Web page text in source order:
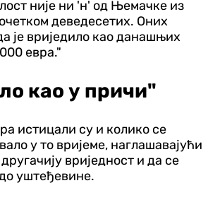
није ни 'н' од Њемачке из
деведесетих. Оних
је вриједило као данашњих
евра."
као у причи"
истицали су и колико се
у то вријеме, наглашавајући
вриједност и да се
уштеђевине.